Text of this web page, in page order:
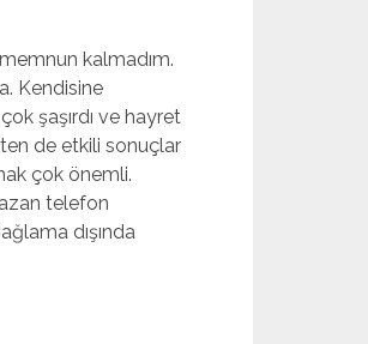
kalmadım.
Kendisine
şaşırdı ve hayret
de etkili sonuçlar
çok önemli.
telefon
dışında